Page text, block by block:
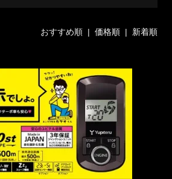
おすすめ順 | 価格順| 新着順